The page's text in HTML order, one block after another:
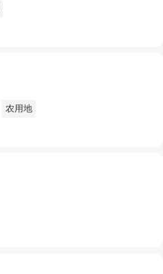
农用地